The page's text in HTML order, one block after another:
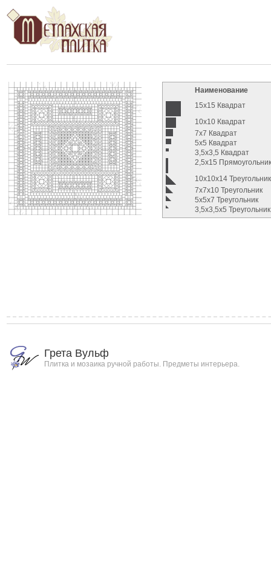
Наименование
15x15 Квадрат
10x10 Квадрат
7x7 Квадрат
5x5 Квадрат
3,5x3,5 Квадрат
2,5x15
10x10x14 Треугольник
7x7x10 Треугольник
5x5x7 Треугольник
3,5x3,5x5 Треугольник
Грета Вульф
Плитка и мозаика ручной работы. Предметы интерьера.